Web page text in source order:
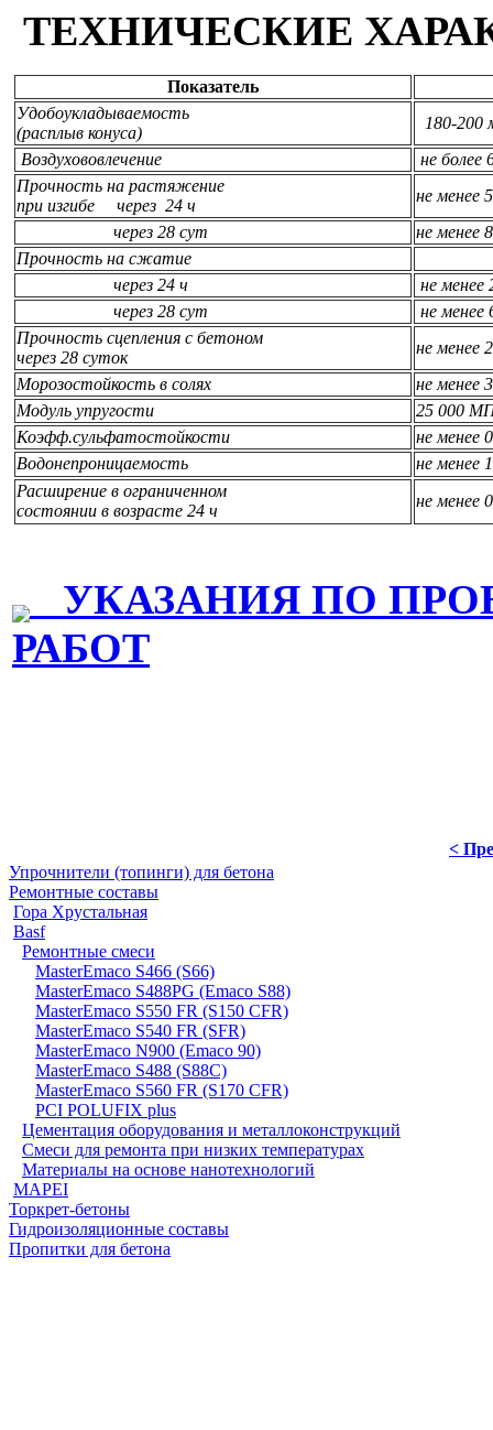
ТЕХНИЧЕСКИЕ
Показатель
Удобоукладываемость
(расплыв конуса)
180-200
Воздухововлечение
не более
Прочность на растяжение
при изгибе через 24 ч
не
через 28 сут
не
Прочность на сжатие
через 24 ч
не
через 28 сут
не
Прочность сцепления с бетоном
через 28 суток
не менее
Морозостойкость в солях
не менее
Модуль упругости
25 000
Коэфф.сульфатостойкости
не менее
Водонепроницаемость
не менее
Расширение в ограниченном
состоянии в возрасте 24 ч
не менее
УКАЗАНИЯ ПО
РАБОТ
<
Упрочнители (топинги) для бетона
Ремонтные составы
Гора Хрустальная
Basf
Ремонтные смеси
MasterEmaco S466 (S66)
MasterEmaco S488PG (Emaco S88)
MasterEmaco S550 FR (S150 CFR)
MasterEmaco S540 FR (SFR)
MasterEmaco N900 (Emaco 90)
MasterEmaco S488 (S88C)
MasterEmaco S560 FR (S170 СFR)
PCI POLUFIX plus
Цементация оборудования и металлоконструкций
Смеси для ремонта при низких температурах
Материалы на основе нанотехнологий
MAPEI
Торкрет-бетоны
Гидроизоляционные составы
Пропитки для бетона